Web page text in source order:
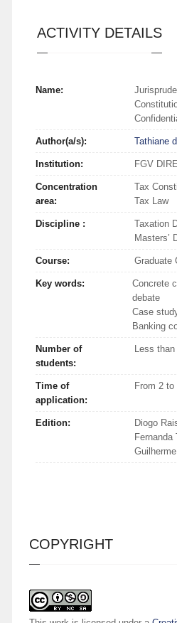
ACTIVITY DETAILS
Name:
Author(a/s): Tathiane
Institution: FGV
Concentration
area:
Tax
Tax Law
Discipline :
Taxation
Masters’
Course: Graduate
Key words:
Concrete
debate
Case
Banking
Number of
students:
Less than
Time of
application:
From 2 to
Edition:
Diogo
Fernanda
COPYRIGHT